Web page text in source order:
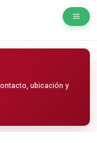
ubicación y